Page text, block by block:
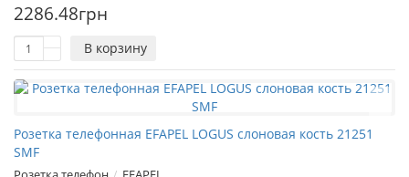
2286.48грн
В корзину
Розетка телефонная EFAPEL LOGUS слоновая кость 21251
SMF